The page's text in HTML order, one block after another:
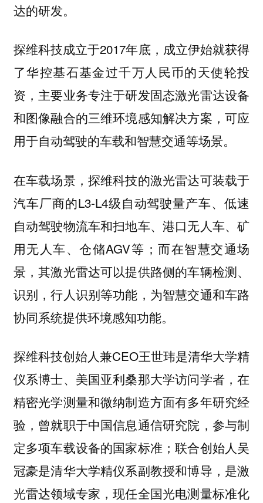
达的研发。
探维科技成立于2017年底，成立伊始就获得
了华控基石基金过千万人民币的天使轮投
资，主要业务专注于研发固态激光雷达设备
和图像融合的三维环境感知解决方案，可应
用于自动驾驶的车载和智慧交通等场景。
在车载场景，探维科技的激光雷达可装载于
汽车厂商的L3-L4级自动驾驶量产车、低速
自动驾驶物流车和扫地车、港口无人车、矿
用无人车、仓储AGV等；而在智慧交通场
景，其激光雷达可以提供路侧的车辆检测、
识别，行人识别等功能，为智慧交通和车路
协同系统提供环境感知功能。
探维科技创始人兼CEO王世玮是清华大学精
仪系博士、美国亚利桑那大学访问学者，在
精密光学测量和微纳制造方面有多年研究经
验，曾就职于中国信息通信研究院，参与制
定多项车载设备的国家标准；联合创始人吴
冠豪是清华大学精仪系副教授和博导，是激
光雷达领域专家，现任全国光电测量标准化